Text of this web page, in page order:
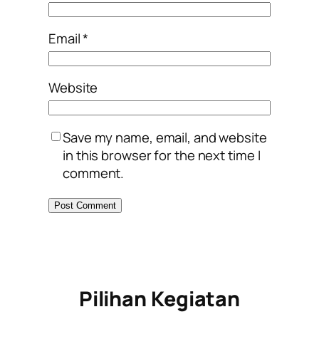
Email*
Website
Save my name, email, and website
in this browser for the next time I
comment.
Pilihan Kegiatan